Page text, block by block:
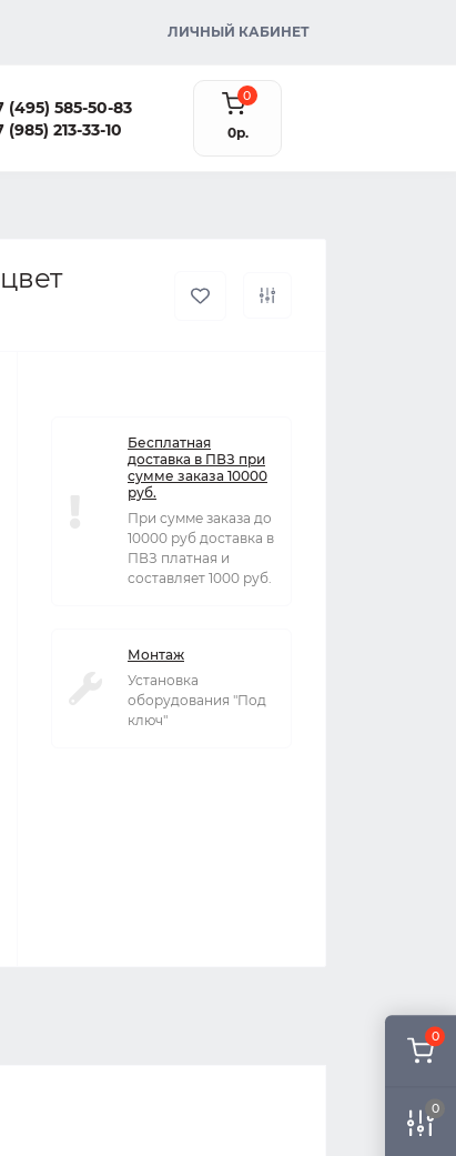
0
0
ЛИЧНЫЙ КАБИНЕТ
(495) 585-50-83
(985) 213-33-10
0
0р.
Бесплатная
доставка в ПВЗ при
сумме заказа 10000
руб.
При сумме заказа до
10000 руб доставка в
ПВЗ платная и
составляет 1000 руб.
Монтаж
Установка
оборудования "Под
ключ"